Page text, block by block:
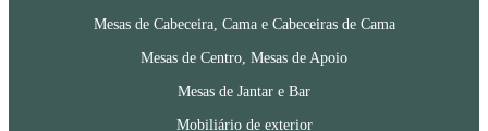
Mesas de Cabeceira, Cama e Cabeceiras de Cama
Mesas de Centro, Mesas de Apoio
Mesas de Jantar e Bar
Mobiliário de exterior